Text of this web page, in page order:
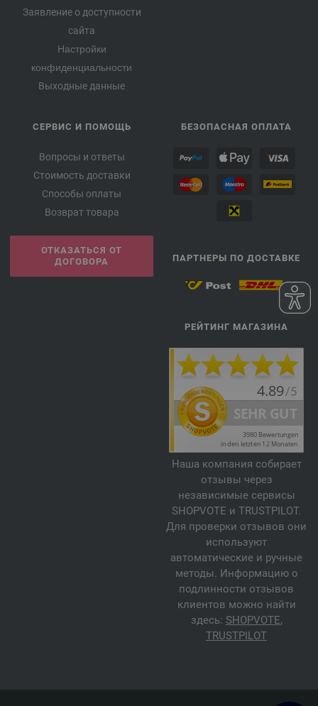
Заявление о доступности
сайта
Настройки
конфиденциальности
Выходные данные
СЕРВИС И ПОМОЩЬ
Вопросы и ответы
Стоимость доставки
Способы оплаты
Возврат товара
ОТКАЗАТЬСЯ ОТ
ДОГОВОРА
БЕЗОПАСНАЯ ОПЛАТА
ПАРТНЕРЫ ПО ДОСТАВКЕ
РЕЙТИНГ МАГАЗИНА
Наша компания собирает
отзывы через
независимые сервисы
SHOPVOTE и TRUSTPILOT.
Для проверки отзывов они
используют
автоматические и ручные
методы. Информацию о
подлинности отзывов
клиентов можно найти
здесь: SHOPVOTE,
TRUSTPILOT